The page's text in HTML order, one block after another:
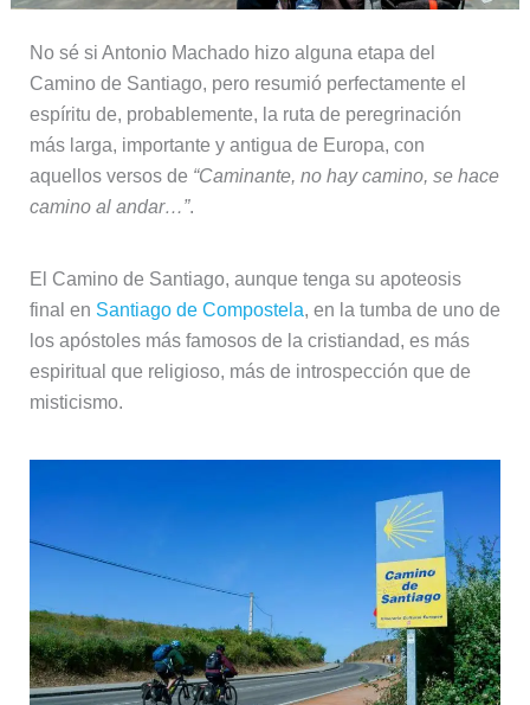
No sé si Antonio Machado hizo alguna etapa del
Camino de Santiago, pero resumió perfectamente el
espíritu de, probablemente, la ruta de peregrinación
más larga, importante y antigua de Europa, con
aquellos versos de “Caminante, no hay camino, se hace
camino al andar…”.
El Camino de Santiago, aunque tenga su apoteosis
final en Santiago de Compostela, en la tumba de uno de
los apóstoles más famosos de la cristiandad, es más
espiritual que religioso, más de introspección que de
misticismo.